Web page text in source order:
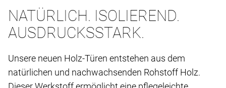
NATÜRLICH. ISOLIEREND.
AUSDRUCKSSTARK.
Unsere neuen Holz-Türen entstehen aus dem
natürlichen und nachwachsenden Rohstoff Holz.